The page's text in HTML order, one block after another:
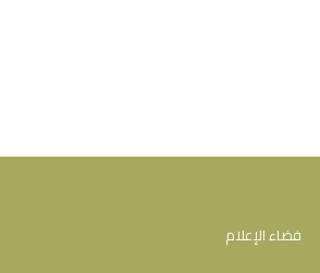
فضاء الإعلام